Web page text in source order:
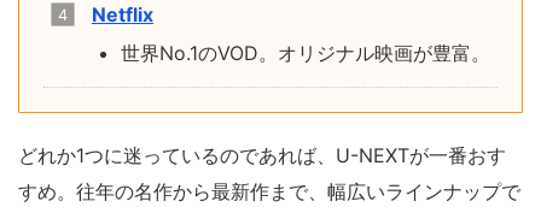
Netflix
世界No.1のVOD。オリジナル映画が豊富。
どれか1つに迷っているのであれば、U-NEXTが一番おす
すめ。往年の名作から最新作まで、幅広いラインナップで